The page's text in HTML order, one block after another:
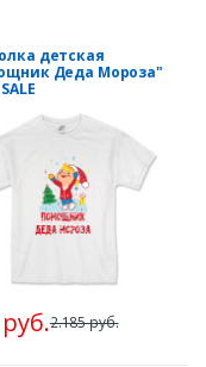
детская
Деда Мороза"
2.185 руб.